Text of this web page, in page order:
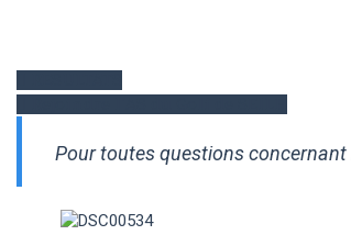
Pour toutes questions concernant